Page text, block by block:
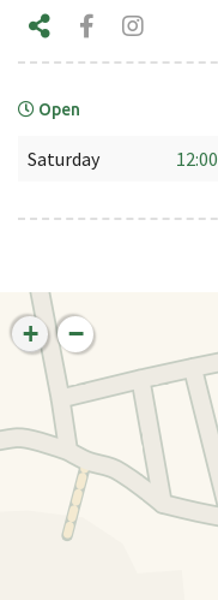
Open
Saturday 12:00
+ −